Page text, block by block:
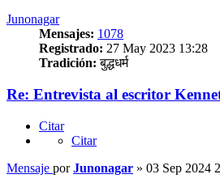
Junonagar
Mensajes: 1078
Registrado: 27 May 2023 13:28
Tradición: बुद्धधर्म
Re: Entrevista al escritor
Citar
Citar
Mensaje porJunonagar » 03 Sep 2024